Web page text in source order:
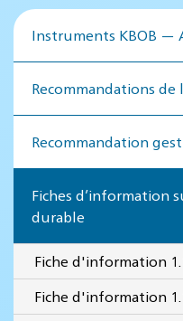
Instruments KBOB —
Recommandations
Recommandation
Fiches d’information
durable
Fiche d'information
Fiche d'information